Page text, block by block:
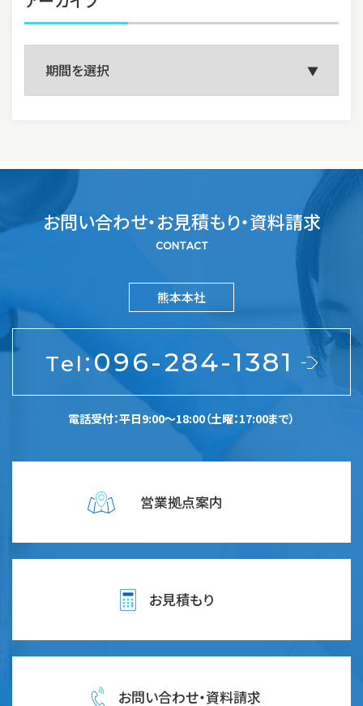
お問い合わせ・お見積もり・資料請求
CONTACT
熊本本社
Tel:096-284-1381
電話受付：平日9:00～18:00（土曜：17:00まで）
営業拠点案内
お見積もり
お問い合わせ・資料請求